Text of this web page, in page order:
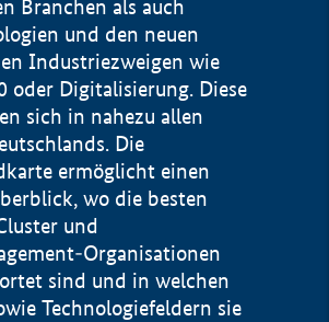
Branchen als auch
und den neuen
Industriezweigen wie
oder Digitalisierung. Diese
sich in nahezu allen
Die
ermöglicht einen
wo die besten
und
Organisationen
sind und in welchen
Technologiefeldern sie